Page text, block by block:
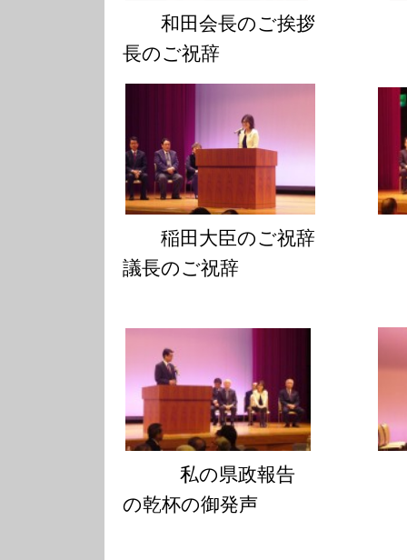
和田会長のご
長のご祝辞
稲田大臣のご祝
議長のご祝辞
私の県政報告
の乾杯の御発声